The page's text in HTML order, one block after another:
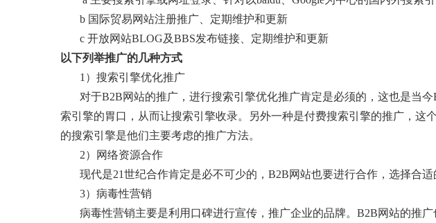
b 国际贸易网站注册推广、定期维护和更新
c 开放网站BLOG及BBS发布链接、定期维护和更新
以下列举推广的几种方式
1）搜索引擎优化推广
对于B2B网站的推广，进行搜索引擎优化推广肯定是必须的，这也是当
索引擎的胃口，从而让搜索引擎收录。另外一种是付费搜索引擎的推广，
的搜索引擎是他们主要考虑的推广方法。
2）网络资源合作
现代是21世纪合作肯定是必不可少的，B2B网站也要进行合作，选择合
3）病毒性营销
病毒性营销主要是利用口碑进行宣传，推广企业的品牌。B2B网站的推